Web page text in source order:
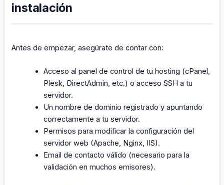
instalación
Antes de empezar, asegúrate de contar con:
Acceso al panel de control de tu hosting (cPanel,
Plesk, DirectAdmin, etc.) o acceso SSH a tu
servidor.
Un nombre de dominio registrado y apuntando
correctamente a tu servidor.
Permisos para modificar la configuración del
servidor web (Apache, Nginx, IIS).
Email de contacto válido (necesario para la
validación en muchos emisores).